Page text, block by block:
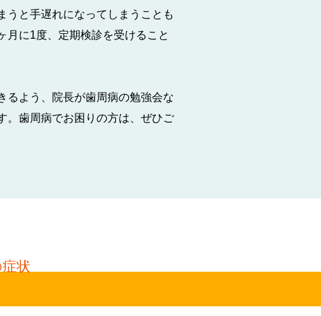
うと手遅れになってしまうことも
月に1度、定期検診を受けること
るよう、院長が歯周病の勉強会な
。歯周病でお困りの方は、ぜひご
状